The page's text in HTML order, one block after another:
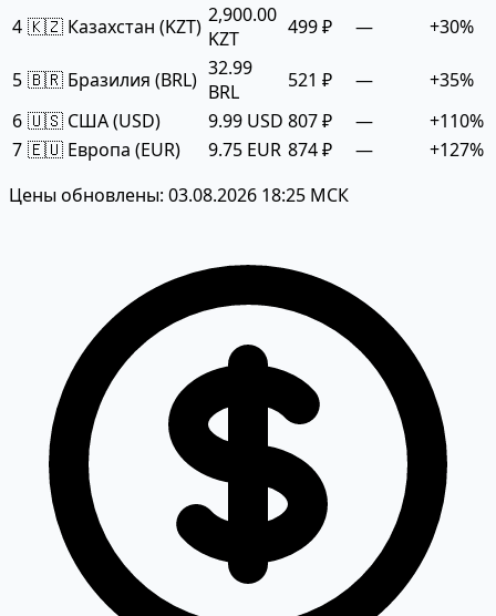
4 🇰🇿 Казахстан (KZT) 2,900.00
KZT
499 ₽ — +30%
5 🇧🇷 Бразилия (BRL) 32.99
BRL
521 ₽ —
+35%
6 🇺🇸 США (USD) 9.99 USD 807 ₽ —
+110%
7 🇪🇺 Европа (EUR) 9.75 EUR 874 ₽ —
+127%
Цены обновлены: 03.08.2026 18:25 МСК